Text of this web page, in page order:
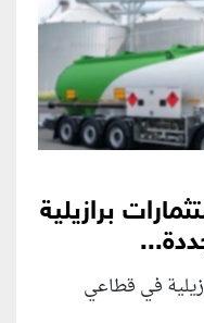
برازيلية
في قطاعي